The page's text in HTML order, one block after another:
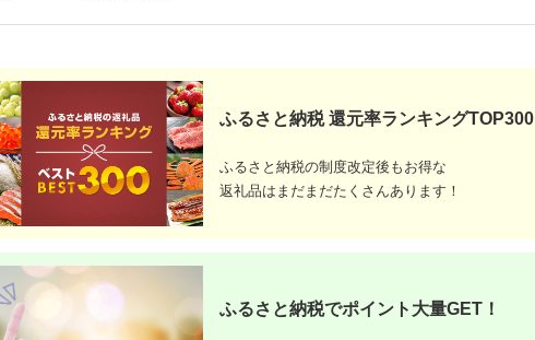
万円寄付
電などお
【2026年】ふるさと納税
100万円の寄付でもらえるお
すすめ返礼品！
ふるさと納税 還元率ランキングTOP300
ふるさと納税の制度改定後もお得な
返礼品はまだまだたくさんあります！
ふるさと納税でポイント大量GET！